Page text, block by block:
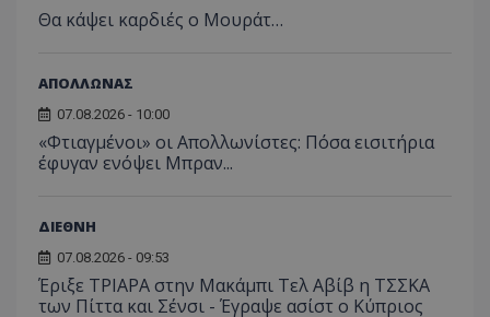
Θα κάψει καρδιές ο Μουράτ…
ΑΠΟΛΛΩΝΑΣ
07.08.2026 - 10:00
«Φτιαγμένοι» οι Απολλωνίστες: Πόσα εισιτήρια
έφυγαν ενόψει Μπραν...
ΔΙΕΘΝΗ
07.08.2026 - 09:53
Έριξε ΤΡΙΑΡΑ στην Μακάμπι Τελ Αβίβ η ΤΣΣΚΑ
των Πίττα και Σένσι - Έγραψε ασίστ ο Κύπριος